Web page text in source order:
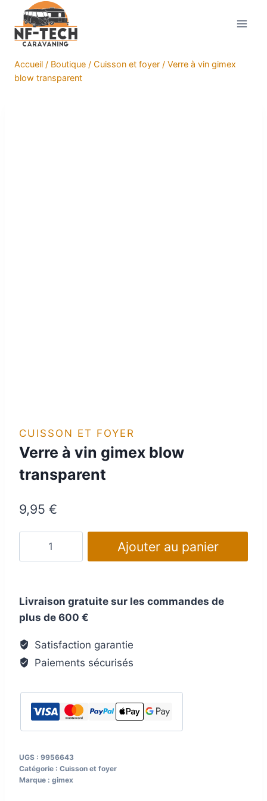
contenu
Accueil / Boutique / Cuisson et foyer / Verre à vin gimex
blow transparent
CUISSON ET FOYER
Verre à vin gimex blow
transparent
9,95 €
vin
gimex
transparent
Ajouter au panier
Livraison gratuite sur les commandes de
plus de 600 €
Satisfaction garantie
Paiements sécurisés
UGS : 9956643
Catégorie : Cuisson et foyer
Marque : gimex